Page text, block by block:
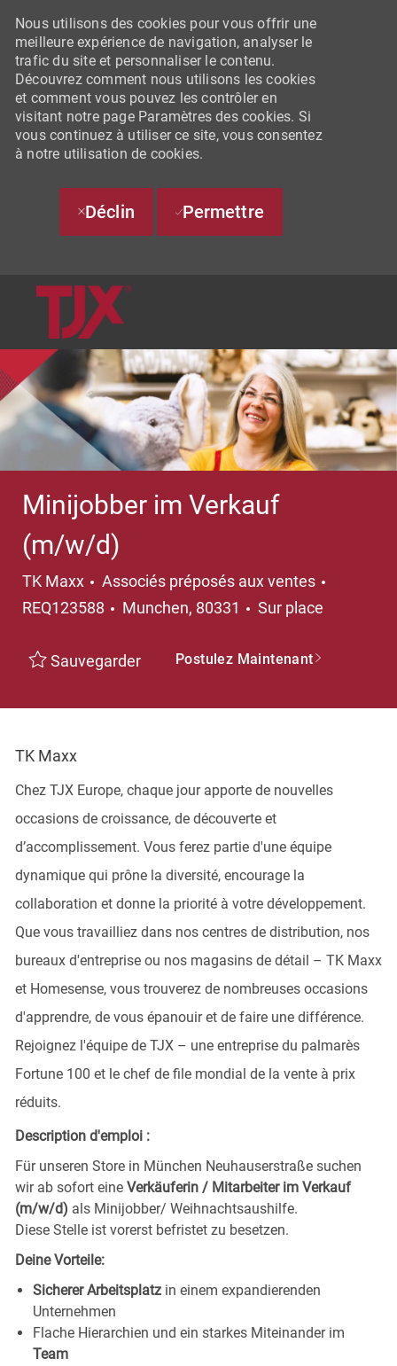
SKIP TO MAIN CONTENT
Nous utilisons des cookies pour vous offrir une
meilleure expérience de navigation, analyser le
trafic du site et personnaliser le contenu.
Découvrez comment nous utilisons les cookies
et comment vous pouvez les contrôler en
visitant notre page Paramètres des cookies. Si
vous continuez à utiliser ce site, vous consentez
à notre utilisation de cookies.
Déclin Permettre
Minijobber im Verkauf
(m/w/d)
TK Maxx Catégorie
Associés préposés aux ventes
REQ123588
Emplacement
Munchen, 80331 Sur place
Sauvegarder Postulez Maintenant
TK Maxx
Chez TJX Europe, chaque jour apporte de nouvelles
occasions de croissance, de découverte et
d’accomplissement. Vous ferez partie d'une équipe
dynamique qui prône la diversité, encourage la
collaboration et donne la priorité à votre développement.
Que vous travailliez dans nos centres de distribution, nos
bureaux d'entreprise ou nos magasins de détail – TK Maxx
et Homesense, vous trouverez de nombreuses occasions
d'apprendre, de vous épanouir et de faire une différence.
Rejoignez l'équipe de TJX – une entreprise du palmarès
Fortune 100 et le chef de file mondial de la vente à prix
réduits.
Description d'emploi :
Für unseren Store in München Neuhauserstraße suchen
wir ab sofort eine Verkäuferin / Mitarbeiter im Verkauf
(m/w/d) als Minijobber/ Weihnachtsaushilfe.
Diese Stelle ist vorerst befristet zu besetzen.
Deine Vorteile:
Sicherer Arbeitsplatz in einem expandierenden
Unternehmen
Flache Hierarchien und ein starkes Miteinander im
Team